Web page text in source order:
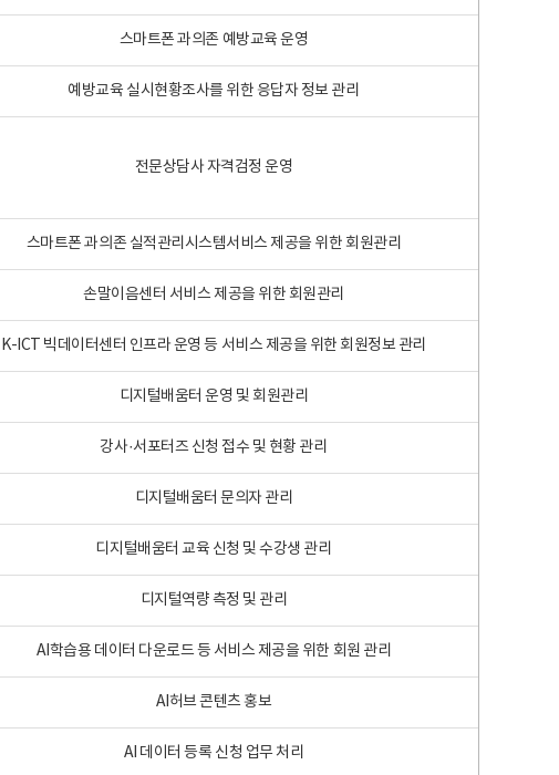
스마트폰 과의존 예방교육 운영
예방교육 실시현황조사를 위한 응답자 정보 관리
전문상담사 자격검정 운영
스마트폰 과의존 실적관리시스템서비스 제공을 위한 회원관리
손말이음센터 서비스 제공을 위한 회원관리
K-ICT 빅데이터센터 인프라 운영 등 서비스 제공을 위한 회원정보 관리
디지털배움터 운영 및 회원관리
강사·서포터즈 신청 접수 및 현황 관리
디지털배움터 문의자 관리
디지털배움터 교육 신청 및 수강생 관리
디지털역량 측정 및 관리
AI학습용 데이터 다운로드 등 서비스 제공을 위한 회원 관리
AI허브 콘텐츠 홍보
AI 데이터 등록 신청 업무 처리